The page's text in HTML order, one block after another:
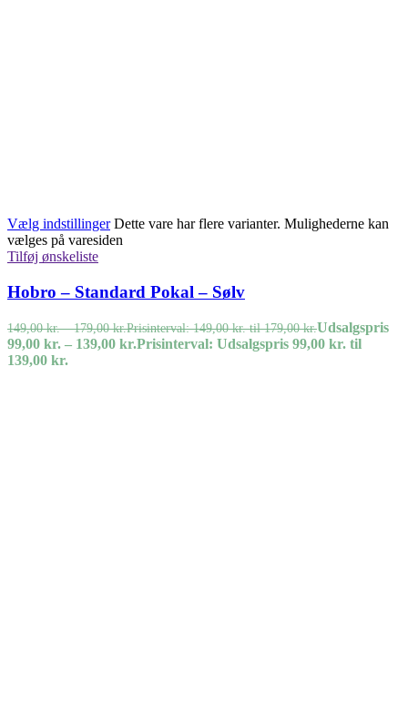
Vælg indstillinger Dette vare har flere varianter. Mulighederne kan
vælges på varesiden
Tilføj ønskeliste
Hobro – Standard Pokal – Sølv
149,00kr. – 179,00kr.Prisinterval: 149,00 kr. til 179,00 kr.Udsalgspris
99,00 kr. – 139,00 kr.Prisinterval: Udsalgspris 99,00 kr. til
139,00 kr.